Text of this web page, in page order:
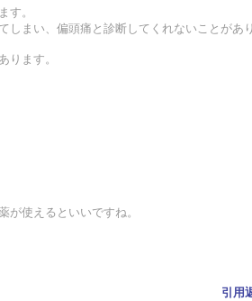
す。
まい、偏頭痛と診断してくれないことがあり
ります。
使えるといいですね。
引用